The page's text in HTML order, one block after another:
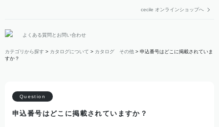
cecile オンラインショップへ
よくある質問とお問い合わせ
カテゴリから探す > カタログについて > カタログ その他 > 申込番号はどこに掲載されていま
すか？
申込番号はどこに掲載されていますか？